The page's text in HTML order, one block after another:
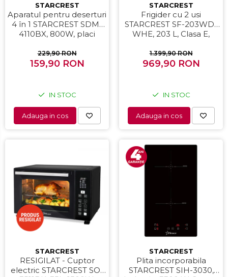
STARCREST
Aparatul pentru deserturi
4 în 1 STARCREST SDM-
4110BX, 800W, placi
ceramic pentru vafe,
nuci, gogosi si smile
229,90 RON
159,90 RON
IN STOC
Adauga in cos
STARCREST
Frigider cu 2 usi
STARCREST SF-203WD-
WHE, 203 L, Clasa E,
LED, Termostat Ajustabil,
Usi reversibile, H 145 cm,
1.399,90 RON
969,90 RON
IN STOC
Adauga in cos
STARCREST
RESIGILAT - Cuptor
electric STARCREST SO-
STARCREST
Plita incorporabila
STARCREST SIH-3030,